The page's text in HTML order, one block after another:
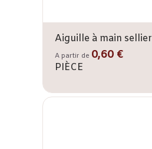
Aiguille à main sellier
A partir de 0,60 €
PIÈCE